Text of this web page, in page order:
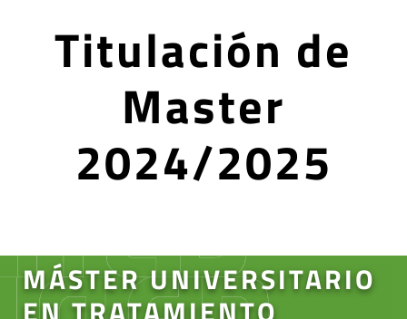
Titulación de
Master
2024/2025
MÁSTER UNIVERSITARIO